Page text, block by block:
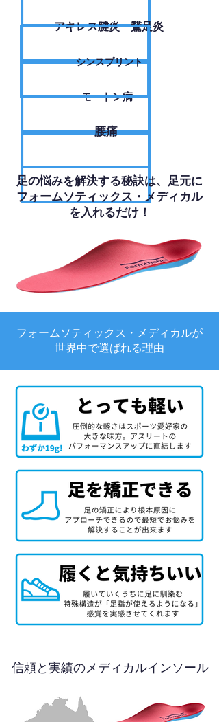
アキレス腱炎・鵞足炎
シンスプリント
モートン病
腰痛
足の悩みを解決する秘訣は、足元に
フォームソティックス・メディカル
を入れるだけ！
フォームソティックス・メディカルが
世界中で選ばれる理由
信頼と実績のメディカルインソール